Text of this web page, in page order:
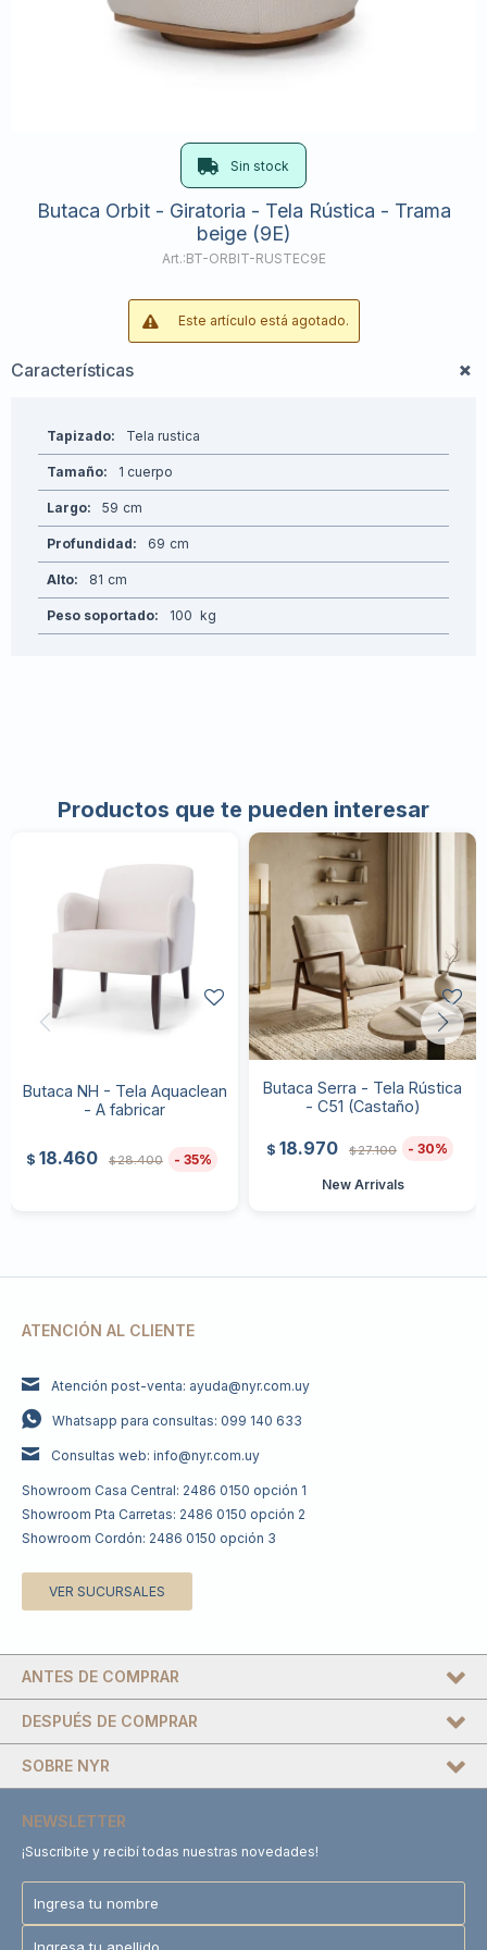
Sin stock
Butaca Orbit - Giratoria - Tela Rústica - Trama
beige (9E)
BT-ORBIT-RUSTEC9E
Este artículo está agotado.
Características
Tapizado Tela rustica
Tamaño 1 cuerpo
Largo 59
Profundidad 69
Alto 81
Peso soportado 100
Productos que te pueden interesar
Butaca NH - Tela Aquaclean
- A fabricar
$ 18.460 $28.400 35
Butaca Serra - Tela Rústica
- C51 (Castaño)
$ 18.970 $27.100 30
New Arrivals
ATENCIÓN AL CLIENTE
Atención post-venta: ayuda@nyr.com.uy
Whatsapp para consultas: 099 140 633
Consultas web: info@nyr.com.uy
Showroom Casa Central: 2486 0150 opción 1
Showroom Pta Carretas: 2486 0150 opción 2
Showroom Cordón: 2486 0150 opción 3
VER SUCURSALES
DESPUÉS DE COMPRAR
SOBRE NYR
ANTES DE COMPRAR
NEWSLETTER
¡Suscribite y recibí todas nuestras novedades!